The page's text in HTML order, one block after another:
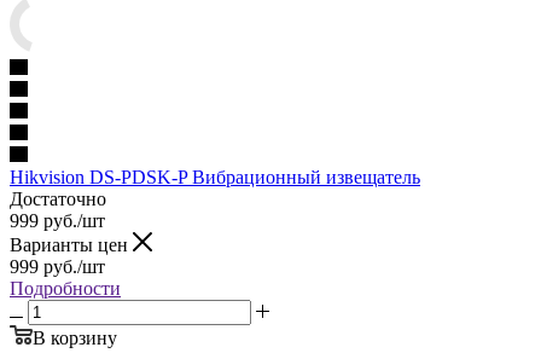
Hikvision DS-PDSK-P Вибрационный извещатель
Достаточно
999 руб./шт
Варианты цен
999 руб./шт
Подробности
В корзину